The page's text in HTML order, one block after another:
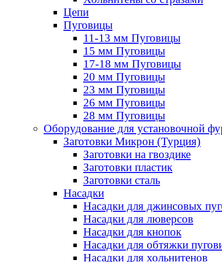
Цепи
Пуговицы
11-13 мм Пуговицы
15 мм Пуговицы
17-18 мм Пуговицы
20 мм Пуговицы
23 мм Пуговицы
26 мм Пуговицы
28 мм Пуговицы
Оборудование для установочной
Заготовки Микрон (Турция)
Заготовки на гвоздике
Заготовки пластик
Заготовки сталь
Насадки
Насадки для джинсовых
Насадки для люверсов
Насадки для кнопок
Насадки для обтяжки
Насадки для хольнитенов